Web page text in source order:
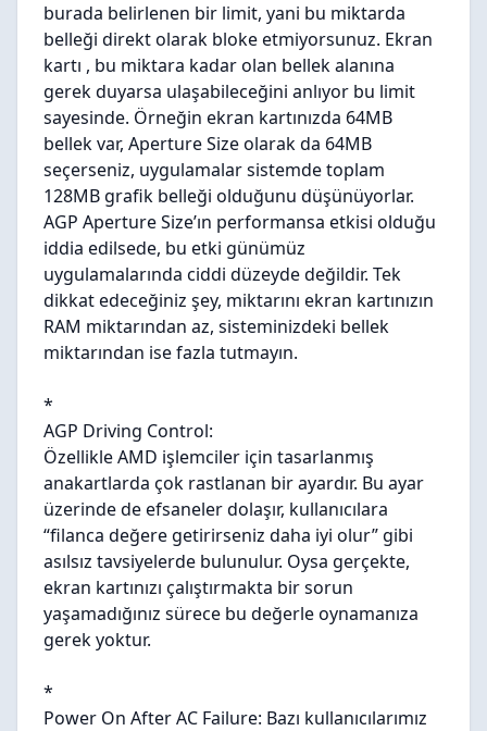
burada belirlenen bir limit, yani bu miktarda
belleği direkt olarak bloke etmiyorsunuz. Ekran
kartı , bu miktara kadar olan bellek alanına
gerek duyarsa ulaşabileceğini anlıyor bu limit
sayesinde. Örneğin ekran kartınızda 64MB
bellek var, Aperture Size olarak da 64MB
seçerseniz, uygulamalar sistemde toplam
128MB grafik belleği olduğunu düşünüyorlar.
AGP Aperture Size’ın performansa etkisi olduğu
iddia edilsede, bu etki günümüz
uygulamalarında ciddi düzeyde değildir. Tek
dikkat edeceğiniz şey, miktarını ekran kartınızın
RAM miktarından az, sisteminizdeki bellek
miktarından ise fazla tutmayın.
*
AGP Driving Control:
Özellikle AMD işlemciler için tasarlanmış
anakartlarda çok rastlanan bir ayardır. Bu ayar
üzerinde de efsaneler dolaşır, kullanıcılara
“filanca değere getirirseniz daha iyi olur” gibi
asılsız tavsiyelerde bulunulur. Oysa gerçekte,
ekran kartınızı çalıştırmakta bir sorun
yaşamadığınız sürece bu değerle oynamanıza
gerek yoktur.
*
Power On After AC Failure: Bazı kullanıcılarımız